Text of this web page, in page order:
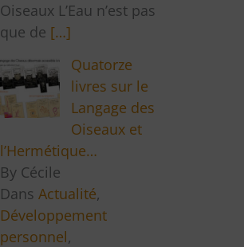
Oiseaux L’Eau n’est pas
que de […]
Quatorze
livres sur le
Langage des
Oiseaux et
l’Hermétique…
By Cécile
Dans Actualité,
Développement
personnel,